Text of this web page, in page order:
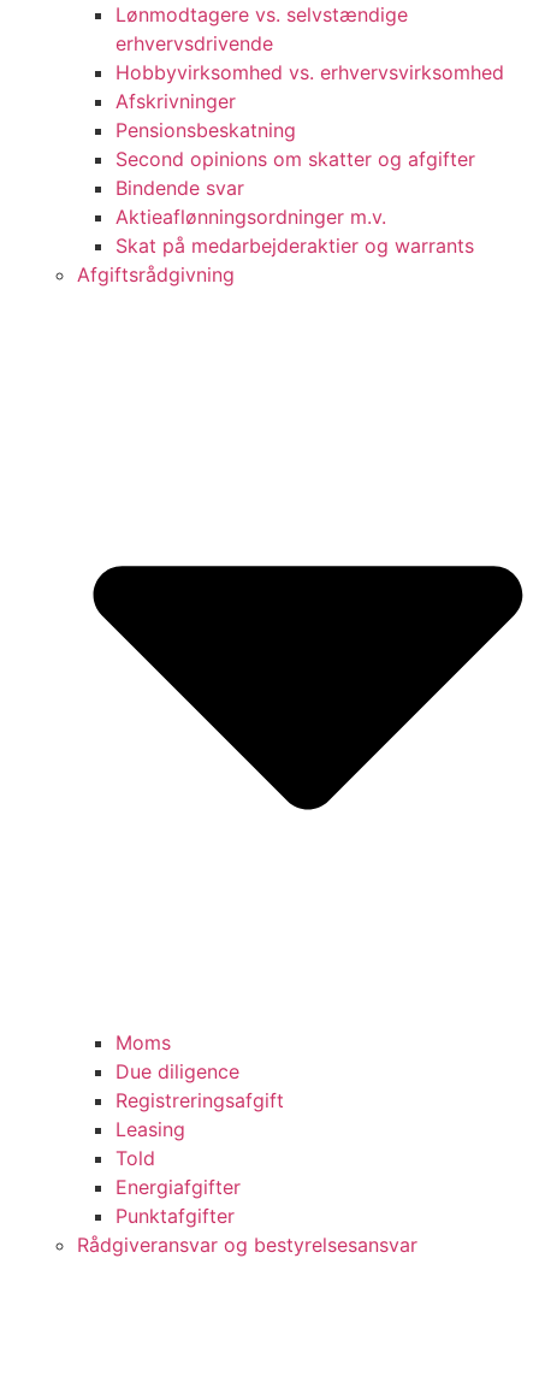
Lønmodtagere vs. selvstændige
erhvervsdrivende
Hobbyvirksomhed vs. erhvervsvirksomhed
Afskrivninger
Pensionsbeskatning
Second opinions om skatter og afgifter
Bindende svar
Aktieaflønningsordninger m.v.
Skat på medarbejderaktier og warrants
Afgiftsrådgivning
Moms
Due diligence
Registreringsafgift
Leasing
Told
Energiafgifter
Punktafgifter
Rådgiveransvar og bestyrelsesansvar